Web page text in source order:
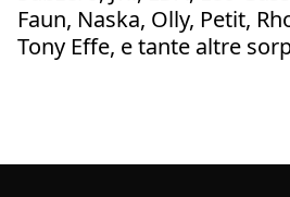
Faun, Naska, Olly, Petit,
Tony Effe, e tante altre